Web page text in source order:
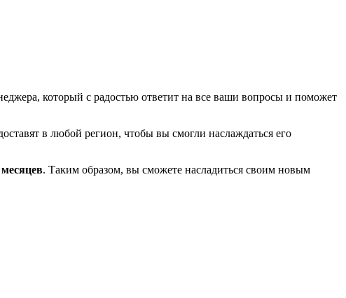
который с радостью ответит на все ваши вопросы и поможет
в любой регион, чтобы вы смогли наслаждаться его
. Таким образом, вы сможете насладиться своим новым